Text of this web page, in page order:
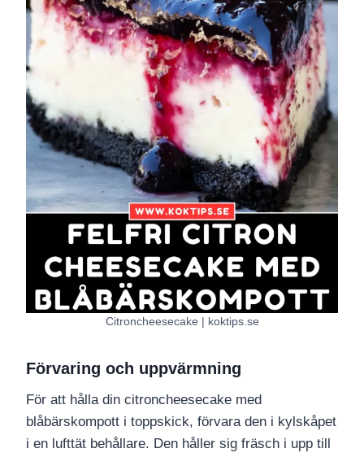
Citroncheesecake | koktips.se
Förvaring och uppvärmning
För att hålla din citroncheesecake med
blåbärskompott i toppskick, förvara den i kylskåpet
i en lufttät behållare. Den håller sig fräsch i upp till